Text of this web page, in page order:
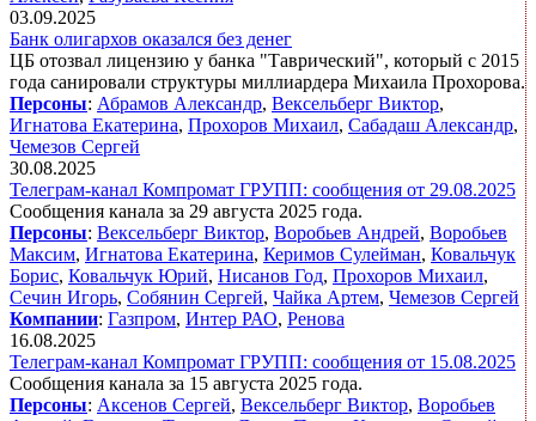
03.09.2025
Банк олигархов оказался без денег
ЦБ отозвал лицензию у банка "Таврический", который с 2015
года санировали структуры миллиардера Михаила Прохорова.
Персоны: Абрамов Александр, Вексельберг Виктор,
Игнатова Екатерина, Прохоров Михаил, Сабадаш Александр,
Чемезов Сергей
30.08.2025
Телеграм-канал Компромат ГРУПП: сообщения от 29.08.2025
Сообщения канала за 29 августа 2025 года.
Персоны: Вексельберг Виктор, Воробьев Андрей, Воробьев
Максим, Игнатова Екатерина, Керимов Сулейман, Ковальчук
Борис, Ковальчук Юрий, Нисанов Год, Прохоров Михаил,
Сечин Игорь, Собянин Сергей, Чайка Артем, Чемезов Сергей
Компании: Газпром, Интер РАО, Ренова
16.08.2025
Телеграм-канал Компромат ГРУПП: сообщения от 15.08.2025
Сообщения канала за 15 августа 2025 года.
Персоны: Аксенов Сергей, Вексельберг Виктор, Воробьев